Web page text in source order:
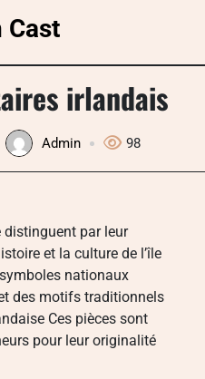
Cast
irlandais
Admin 98
distinguent par leur
et la culture de l’île
nationaux
des motifs traditionnels
Ces pièces sont
pour leur originalité